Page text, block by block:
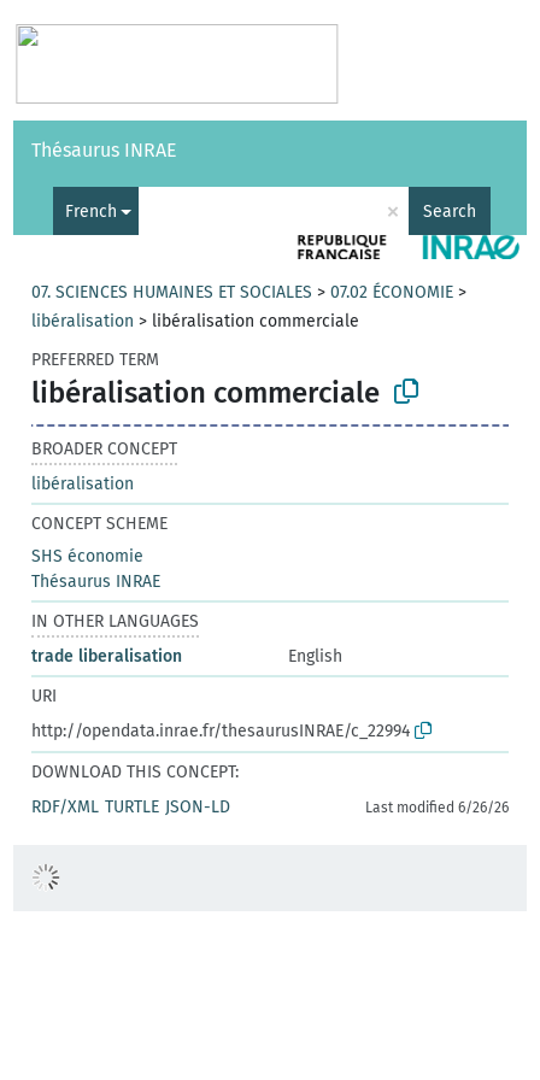
Vocabularies API
Thésaurus INRAE
French × Search
07. SCIENCES HUMAINES ET SOCIALES >07.02 ÉCONOMIE >
libéralisation > libéralisation commerciale
PREFERRED TERM
libéralisation commerciale
BROADER CONCEPT
libéralisation
CONCEPT SCHEME
SHS économie
Thésaurus INRAE
IN OTHER LANGUAGES
trade liberalisation
English
URI
http://opendata.inrae.fr/thesaurusINRAE/c_22994
DOWNLOAD THIS CONCEPT:
RDF/XML TURTLE JSON-LD Last modified 6/26/26